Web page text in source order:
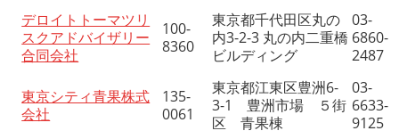
デロイトトーマツリ
スクアドバイザリー
合同会社
100-
8360
東京都千代田区丸の
内3-2-3 丸の内二重橋
ビルディング
03-
6860-
2487
東京シティ青果株式
会社
135-
0061
東京都江東区豊洲6-
3-1 豊洲市場 ５街
区 青果棟
03-
6633-
9125